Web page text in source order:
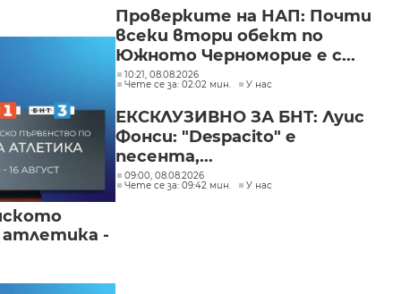
атлетика -
Проверките на НАП: Почти
всеки втори обект по
Южното Черноморие е с...
10:21, 08.08.2026
Чете се за: 02:02 мин.
У нас
ЕКСКЛУЗИВНО ЗА БНТ: Луис
Фонси: "Despacito" е
песента,...
09:00, 08.08.2026
Чете се за: 09:42 мин.
У нас